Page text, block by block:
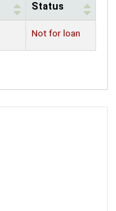
Status
Not for loan